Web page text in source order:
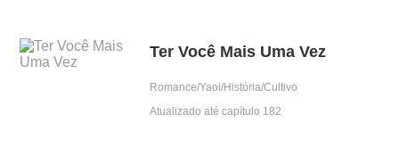
Ter Você Mais Uma Vez
Romance/Yaoi/História/Cultivo
Atualizado até capítulo 182